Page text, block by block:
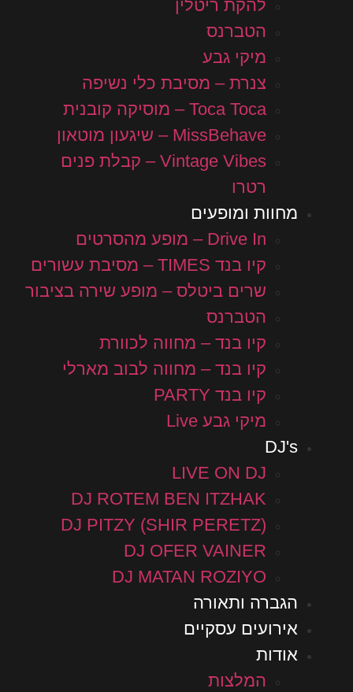
להקת ריטלין
הטברנס
מיקי גבע
צנרת – מסיבת כלי נשיפה
Toca Toca – מוסיקה קובנית
MissBehave – שיגעון מוטאון
Vintage Vibes – קבלת פנים
רטרו
מחוות ומופעים
Drive In – מופע מהסרטים
קיו בנד TIMES – מסיבת עשורים
שרים ביטלס – מופע שירה בציבור
הטברנס
קיו בנד – מחווה לכוורת
קיו בנד – מחווה לבוב מארלי
קיו בנד PARTY
מיקי גבע Live
DJ's
LIVE ON DJ
DJ ROTEM BEN ITZHAK
DJ PITZY (SHIR PERETZ)
DJ OFER VAINER
DJ MATAN ROZIYO
הגברה ותאורה
אירועים עסקיים
אודות
המלצות